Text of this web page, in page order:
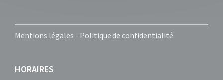
Mentions légales - Politique de confidentialité
HORAIRES